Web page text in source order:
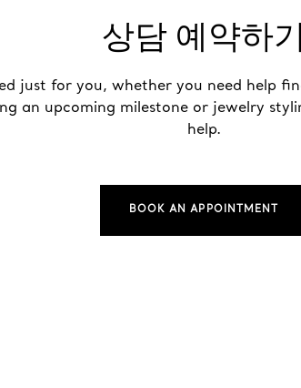
상담 예약하기
just for you, whether you need help
an upcoming milestone or jewelry
help.
BOOK AN APPOINTMENT